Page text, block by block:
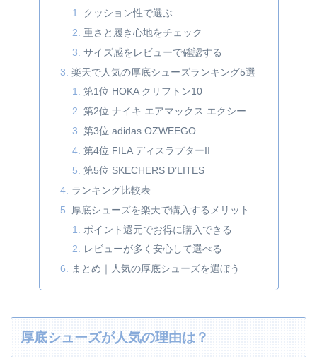
クッション性で選ぶ
重さと履き心地をチェック
サイズ感をレビューで確認する
楽天で人気の厚底シューズランキング5選
第1位 HOKA クリフトン10
第2位 ナイキ エアマックス エクシー
第3位 adidas OZWEEGO
第4位 FILA ディスラプターII
第5位 SKECHERS D’LITES
ランキング比較表
厚底シューズを楽天で購入するメリット
ポイント還元でお得に購入できる
レビューが多く安心して選べる
まとめ｜人気の厚底シューズを選ぼう
厚底シューズが人気の理由は？